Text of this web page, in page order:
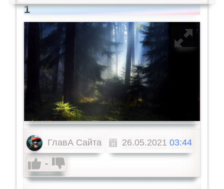
1
ГлавА Сайта 26.05.2021 03:44
-